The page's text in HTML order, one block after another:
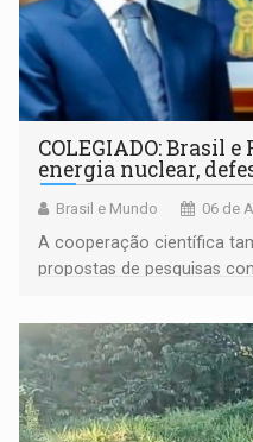
COLEGIADO: Brasil
energia nuclear,
Brasil e Mundo 06 de
A cooperação científica
propostas de pesquisas